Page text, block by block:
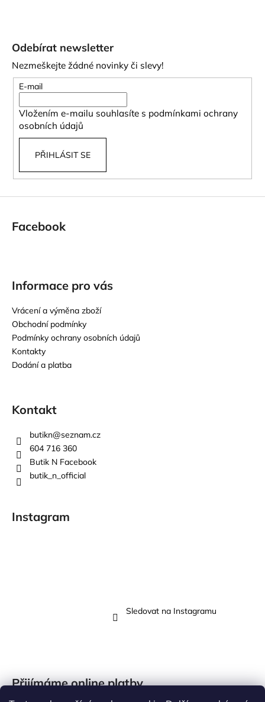
Odebírat newsletter
Nezmeškejte žádné novinky či slevy!
E-mail
Vložením e-mailu souhlasíte s podmínkami ochrany
osobních údajů
PŘIHLÁSIT SE
Facebook
Informace pro vás
Vrácení a výměna zboží
Obchodní podmínky
Podmínky ochrany osobních údajů
Kontakty
Dodání a platba
Kontakt
butikn@seznam.cz
604 716 360
Butik N Facebook
butik_n_official
Instagram
Sledovat na Instagramu
Přijímáme online platby